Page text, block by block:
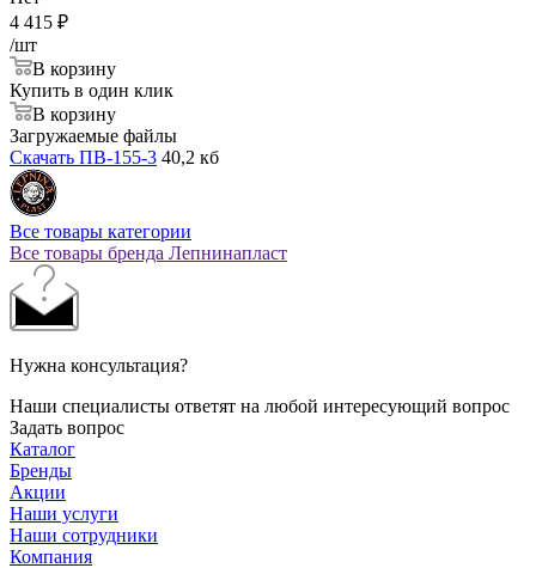
4 415 ₽
/шт
В корзину
Купить в один клик
В корзину
Загружаемые файлы
Скачать ПВ-155-3 40,2 кб
Все товары категории
Все товары бренда Лепнинапласт
Нужна консультация?
Наши специалисты ответят на любой интересующий вопрос
Задать вопрос
Каталог
Бренды
Акции
Наши услуги
Наши сотрудники
Компания